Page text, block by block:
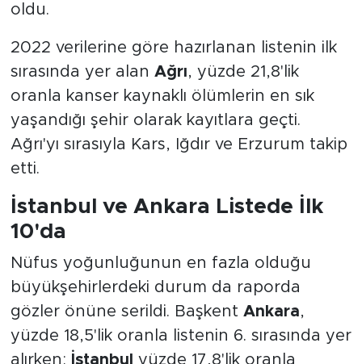
oldu.
2022 verilerine göre hazırlanan listenin ilk
sırasında yer alan Ağrı, yüzde 21,8'lik
oranla kanser kaynaklı ölümlerin en sık
yaşandığı şehir olarak kayıtlara geçti.
Ağrı'yı sırasıyla Kars, Iğdır ve Erzurum takip
etti.
İstanbul ve Ankara Listede İlk
10'da
Nüfus yoğunluğunun en fazla olduğu
büyükşehirlerdeki durum da raporda
gözler önüne serildi. Başkent Ankara,
yüzde 18,5'lik oranla listenin 6. sırasında yer
alırken; İstanbul yüzde 17,8'lik oranla